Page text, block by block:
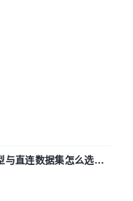
直连数据集怎么选，